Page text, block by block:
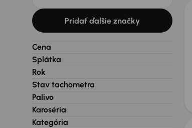
Pridať ďalšie značky
Cena
Splátka
Rok
Stav tachometra
Palivo
Karoséria
Kategória